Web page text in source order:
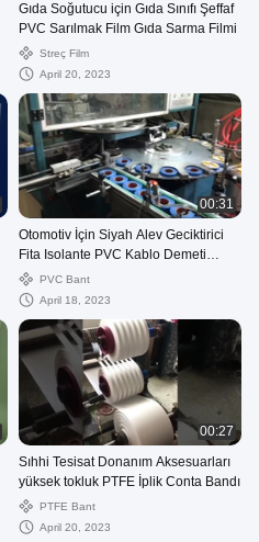
Gıda Soğutucu için Gıda Sınıfı Şeffaf
PVC Sarılmak Film Gıda Sarma Filmi
Streç Film
April 20, 2023
00:31
Otomotiv İçin Siyah Alev Geciktirici
Fita Isolante PVC Kablo Demeti
BandıPVC Bant
April 18, 2023
00:27
Sıhhi Tesisat Donanım Aksesuarları
yüksek tokluk PTFE İplik Conta Bandı
PTFE Bant
April 20, 2023